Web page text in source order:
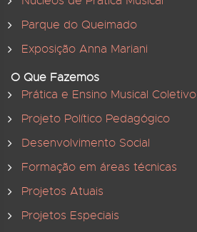
Parque do Queimado
Exposição Anna Mariani
O Que Fazemos
Prática e Ensino Musical Coletivo
Projeto Político Pedagógico
Desenvolvimento Social
Formação em áreas técnicas
Projetos Atuais
Projetos Especiais